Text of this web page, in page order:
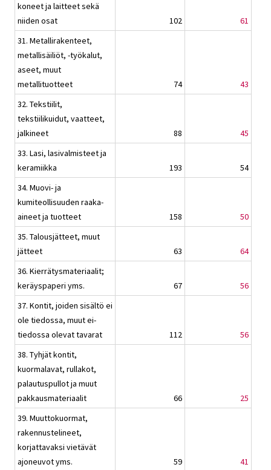
koneet ja laitteet sekä
niiden osat
102
61
31. Metallirakenteet,
metallisäiliöt, -työkalut,
aseet, muut
metallituotteet
74
43
32. Tekstiilit,
tekstiilikuidut, vaatteet,
jalkineet
88
45
33. Lasi, lasivalmisteet ja
keramiikka
193
54
34. Muovi- ja
kumiteollisuuden raaka-
aineet ja tuotteet
158
50
35. Talousjätteet, muut
jätteet
63
64
36. Kierrätysmateriaalit;
keräyspaperi yms.
67
56
37. Kontit, joiden sisältö ei
ole tiedossa, muut ei-
tiedossa olevat tavarat
112
56
38. Tyhjät kontit,
kuormalavat, rullakot,
palautuspullot ja muut
pakkausmateriaalit
66
25
39. Muuttokuormat,
rakennustelineet,
korjattavaksi vietävät
ajoneuvot yms.
59
41